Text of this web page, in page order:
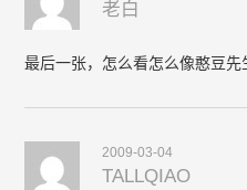
老白
最后一张，怎么看怎么像憨豆先
2009-03-04
TALLQIAO